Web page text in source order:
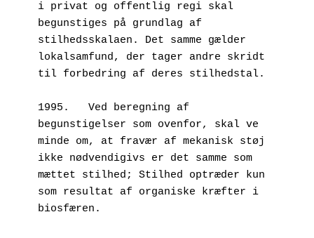
i privat og offentlig regi skal
begunstiges på grundlag af
stilhedsskalaen. Det samme gælder
lokalsamfund, der tager andre skridt
til forbedring af deres stilhedstal.
1995.	Ved beregning af
begunstigelser som ovenfor, skal ve
minde om, at fravær af mekanisk støj
ikke nødvendigivs er det samme som
mættet stilhed; Stilhed optræder kun
som resultat af organiske kræfter i
biosfæren.